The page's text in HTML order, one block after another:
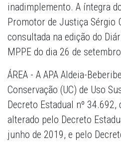
inadimplemento. A íntegra
Promotor de Justiça Sérgio
consultada na edição do
MPPE do dia 26 de
ÁREA - A APA Aldeia-
Conservação (UC) de Uso
Decreto Estadual nº
alterado pelo Decreto
junho de 2019, e pelo